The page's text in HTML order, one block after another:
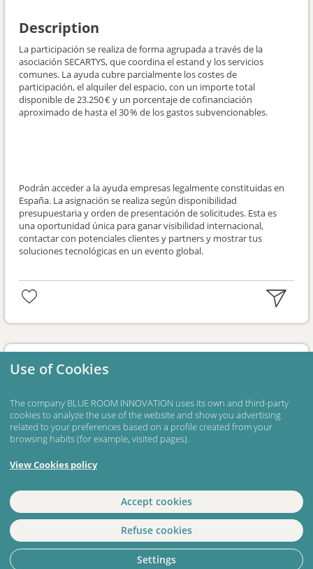
Description
La participación se realiza de forma agrupada a través de la
asociación SECARTYS, que coordina el estand y los servicios
comunes. La ayuda cubre parcialmente los costes de
participación, el alquiler del espacio, con un importe total
disponible de 23.250 € y un porcentaje de cofinanciación
aproximado de hasta el 30 % de los gastos subvencionables.
Podrán acceder a la ayuda empresas legalmente constituidas en
España. La asignación se realiza según disponibilidad
presupuestaria y orden de presentación de solicitudes. Esta es
una oportunidad única para ganar visibilidad internacional,
contactar con potenciales clientes y partners y mostrar tus
soluciones tecnológicas en un evento global.
Start a discussion with the space
members
Submit
Use of Cookies
The company BLUE ROOM INNOVATION uses its own and third-party
cookies to analyze the use of the website and show you advertising
related to your preferences based on a profile created from your
browsing habits (for example, visited pages).
View Cookies policy
Accept cookies
Refuse cookies
Settings